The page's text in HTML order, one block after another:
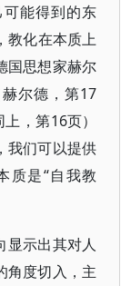
能得到的东
教化在本质上
国思想家赫尔
尔德，第17
，第16页）
我们可以提供
质是“自我教
显示出其对人
角度切入，主